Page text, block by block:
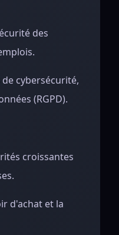
des
cybersécurité,
(RGPD).
croissantes
d'achat et la